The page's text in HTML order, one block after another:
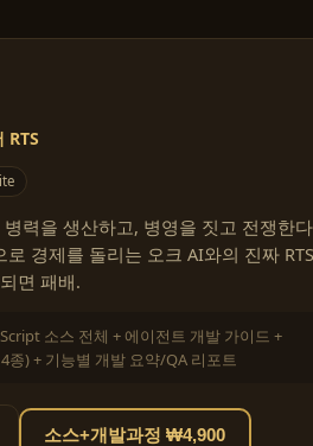
RTS
력을 생산하고, 병영을 짓고 전쟁한
경제를 돌리는 오크 AI와의 진짜 RTS
면 패배.
소스 전체 + 에이전트 개발 가이드 +
종) + 기능별 개발 요약/QA 리포트
소스+개발과정 ₩4,900